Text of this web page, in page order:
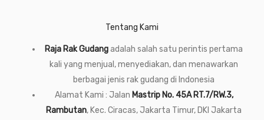
Tentang Kami
Raja Rak Gudangadalah salah satu perintis pertama
kali yang menjual, menyediakan, dan menawarkan
berbagai jenis rak gudang di Indonesia
Alamat Kami : Jalan Mastrip No. 45A RT.7/RW.3,
Rambutan, Kec. Ciracas, Jakarta Timur, DKI Jakarta